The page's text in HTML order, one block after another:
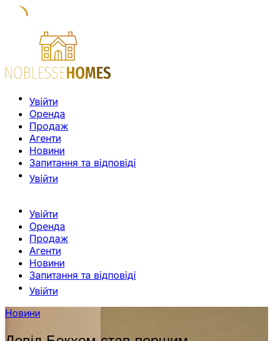
Увійти
Оренда
Продаж
Агенти
Новини
Запитання та відповіді
Увійти
Увійти
Оренда
Продаж
Агенти
Новини
Запитання та відповіді
Увійти
Новини